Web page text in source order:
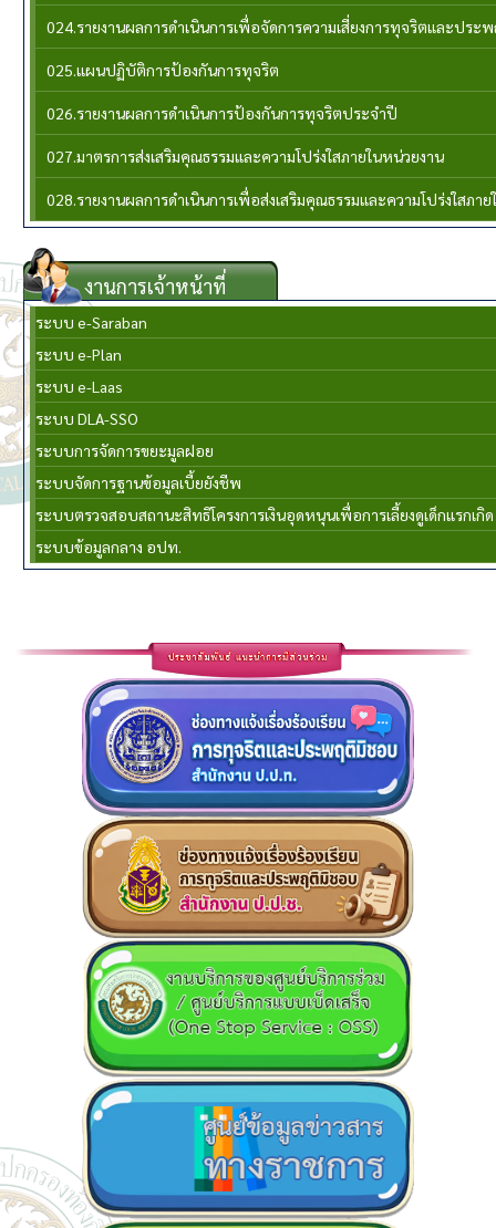
024.รายงานผลการดำเนินการเพื่อจัดการความเสี่ยงการทุจริตและปร
025.แผนปฏิบัติการป้องกันการทุจริต
026.รายงานผลการดำเนินการป้องกันการทุจริตประจำปี
027.มาตรการส่งเสริมคุณธรรมและความโปร่งใสภายในหน่วยงาน
028.รายงานผลการดำเนินการเพื่อส่งเสริมคุณธรรมและความโปร่งใสภา
งานการเจ้าหน้าที่
ระบบ e-Saraban
ระบบ e-Plan
ระบบ e-Laas
ระบบ DLA-SSO
ระบบการจัดการขยะมูลฝอย
ระบบจัดการฐานข้อมูลเบี้ยยังชีพ
ระบบตรวจสอบสถานะสิทธิโครงการเงินอุดหนุนเพื่อการเลี้ยงดูเด็กแรกเกิด
ระบบข้อมูลกลาง อปท.